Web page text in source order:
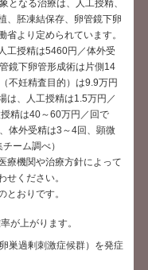
となる治療は、人工授精、
、胚凍結保存、卵管鏡下卵
より定められています。
工授精は5460円／体外受
鏡下卵管形成術は片側14
不妊精査目的）は9.9万円
は、人工授精は1.5万円／
精は40～60万円／回で
体外受精は3～4回、顕微
ーム調べ）
療機関や治療方針によって
ください。
おりです。
が上がります。
巣過剰刺激症候群）を発症